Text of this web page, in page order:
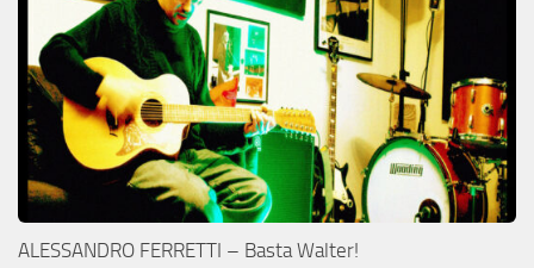
ALESSANDRO FERRETTI – Basta Walter!